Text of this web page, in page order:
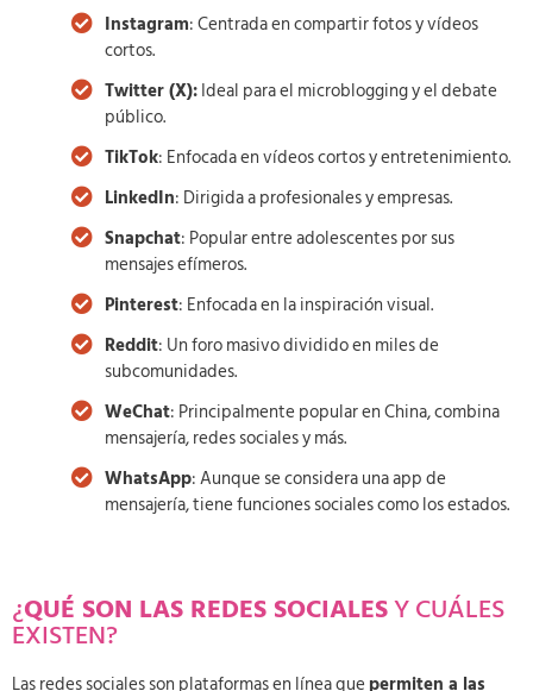
Instagram: Centrada en compartir fotos y vídeos
cortos.
Twitter (X):Ideal para el microblogging y el debate
público.
TikTok: Enfocada en vídeos cortos y entretenimiento.
LinkedIn: Dirigida a profesionales y empresas.
Snapchat: Popular entre adolescentes por sus
mensajes efímeros.
Pinterest: Enfocada en la inspiración visual.
Reddit: Un foro masivo dividido en miles de
subcomunidades.
WeChat: Principalmente popular en China, combina
mensajería, redes sociales y más.
WhatsApp: Aunque se considera una app de
mensajería, tiene funciones sociales como los estados.
¿QUÉ SON LAS REDES SOCIALESY CUÁLES
EXISTEN?
Las redes sociales son plataformas en línea que permiten a las